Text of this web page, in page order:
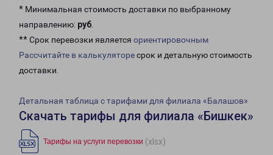
* Минимальная стоимость доставки по выбранному
направлению: руб.
** Срок перевозки является ориентировочным
Рассчитайте в калькуляторесрок и детальную стоимость
доставки.
Детальная таблица с тарифами для филиала «Балашов»
Скачать тарифы для филиала «Бишкек»
Тарифы на услуги перевозки (xlsx)